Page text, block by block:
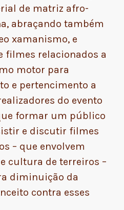
de matriz afro-
abraçando também
xamanismo, e
filmes relacionados a
motor para
e pertencimento a
do evento
formar um público
e discutir filmes
– que envolvem
cultura de terreiros –
diminuição da
contra esses